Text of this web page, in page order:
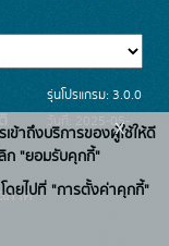
ภาค
รุ่นโปรแกรม: 3.0.0
วันที่: 2025-05-
30
ข้าถึงบริการของผู้ใช้ให้ดี
ก "ยอมรับคุกกี้"
ยไปที่ "การตั้งค่าคุกกี้"
x